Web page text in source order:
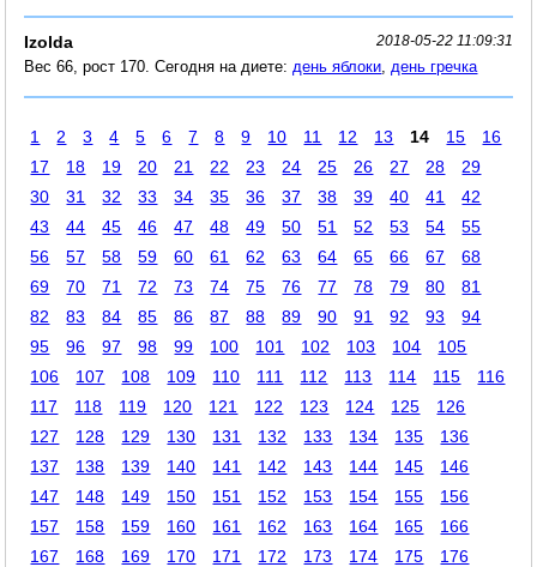
Izolda 2018-05-22 11:09:31
Вес 66, рост 170. Сегодня на диете: день яблоки день гречка
1 2 3 4 5 6 7 8 9 10 11 12 13 14 15
16
17
18 19 20 21 22 23 24 25 26 27 28
29
30
31 32 33 34 35 36 37 38 39 40 41
42
43
44 45 46 47 48 49 50 51 52 53 54
55
56
57 58 59 60 61 62 63 64 65 66 67
68
69
70 71 72 73 74 75 76 77 78 79 80
81
82
83 84 85 86 87 88 89 90 91 92 93
94
95
96 97 98 99 100 101 102 103 104
105
106
107 108 109 110 111 112 113 114 115
116
117
118 119 120 121 122 123 124 125
126
127
128 129 130 131 132 133 134 135
136
137
138 139 140 141 142 143 144 145
146
147
148 149 150 151 152 153 154 155
156
157
158 159 160 161 162 163 164 165
166
167
168 169 170 171 172 173 174 175
176